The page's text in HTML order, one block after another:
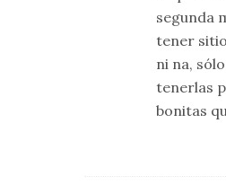
segunda
tener
ni na,
tenerlas
bonitas